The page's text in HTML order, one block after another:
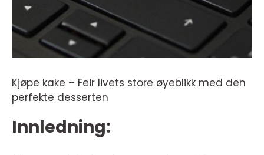
Kjøpe kake – Feir livets store øyeblikk med den
perfekte desserten
Innledning: